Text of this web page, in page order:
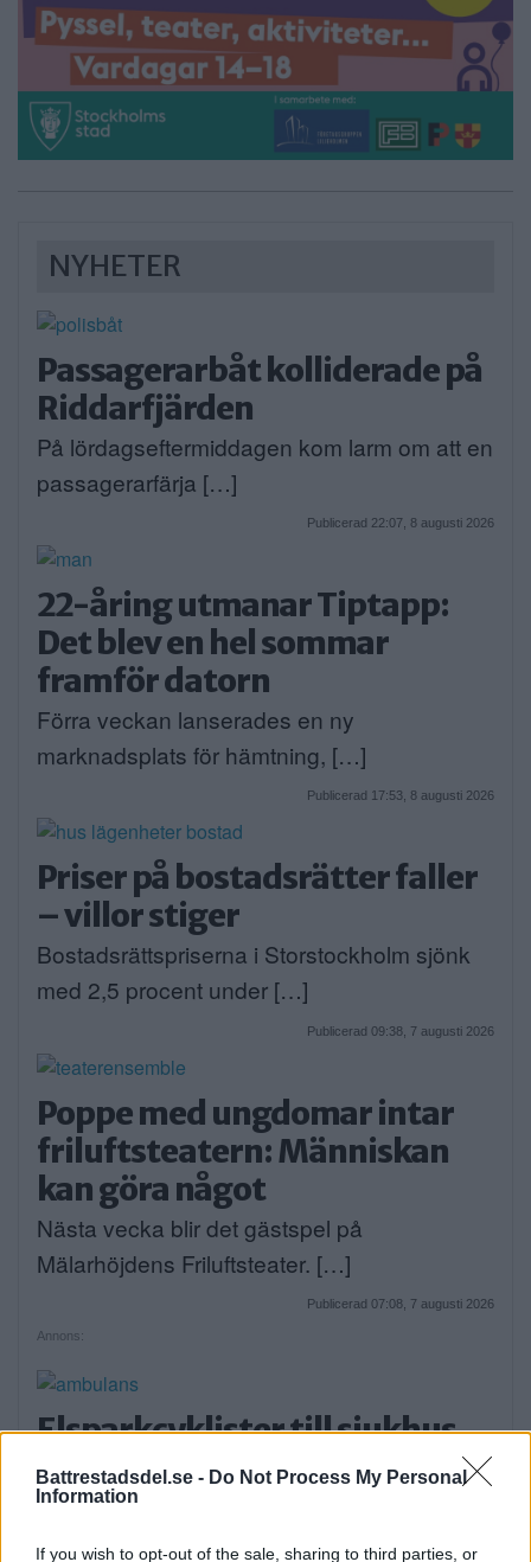
Battrestadsdel.se - Do Not Process My Personal
Information
If you wish to opt-out of the sale, sharing to third parties, or
NYHETER
Passagerarbåt kolliderade på
Riddarfjärden
På lördagseftermiddagen kom larm om att en
passagerarfärja […]
Publicerad 22:07, 8 augusti 2026
22-åring utmanar Tiptapp:
Det blev en hel sommar
framför datorn
Förra veckan lanserades en ny
marknadsplats för hämtning, […]
Publicerad 17:53, 8 augusti 2026
Priser på bostadsrätter faller
– villor stiger
Bostadsrättspriserna i Storstockholm sjönk
med 2,5 procent under […]
Publicerad 09:38, 7 augusti 2026
Poppe med ungdomar intar
friluftsteatern: Människan
kan göra något
Nästa vecka blir det gästspel på
Mälarhöjdens Friluftsteater. […]
Publicerad 07:08, 7 augusti 2026
Annons:
Elsparkcyklister till sjukhus
efter olycka
På onsdagskvällen körde en elsparkcykel in
i en […]